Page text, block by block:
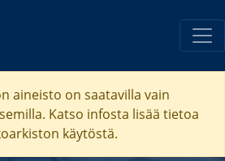
aineisto on saatavilla vain
Katso infosta lisää tietoa
käytöstä.